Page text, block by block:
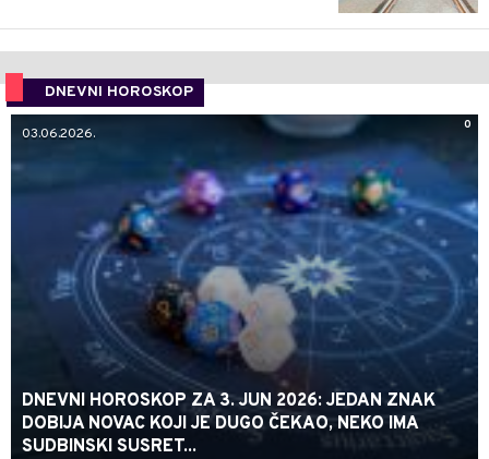
DNEVNI HOROSKOP
0
03.06.2026.
DNEVNI HOROSKOP ZA 3. JUN 2026: JEDAN ZNAK
DOBIJA NOVAC KOJI JE DUGO ČEKAO, NEKO IMA
SUDBINSKI SUSRET...